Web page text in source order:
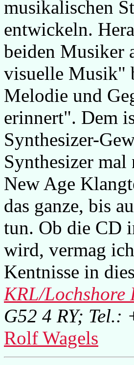
musikalischen
entwickeln.
beiden Musiker
visuelle Musik"
Melodie und
erinnert". Dem
Synthesizer-
Synthesizer
New Age
das ganze, bis
tun. Ob die CD
wird, vermag
Kentnisse in
KRL/Lochshore
G52 4 RY; Tel.:
Rolf Wagels